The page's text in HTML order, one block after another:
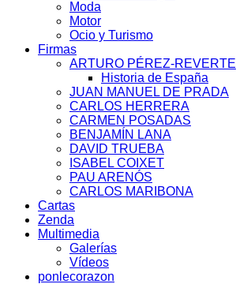
Moda
Motor
Ocio y Turismo
Firmas
ARTURO PÉREZ-REVERTE
Historia de España
JUAN MANUEL DE PRADA
CARLOS HERRERA
CARMEN POSADAS
BENJAMÍN LANA
DAVID TRUEBA
ISABEL COIXET
PAU ARENÓS
CARLOS MARIBONA
Cartas
Zenda
Multimedia
Galerías
Vídeos
ponlecorazon